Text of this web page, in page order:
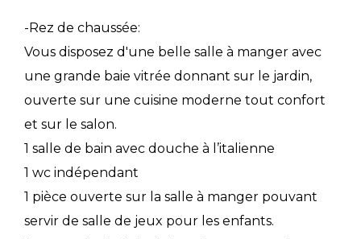
-Rez de chaussée:
Vous disposez d'une belle salle à manger avec
une grande baie vitrée donnant sur le jardin,
ouverte sur une cuisine moderne tout confort
et sur le salon.
1 salle de bain avec douche à l’italienne
1 wc indépendant
1 pièce ouverte sur la salle à manger pouvant
servir de salle de jeux pour les enfants.